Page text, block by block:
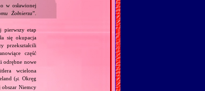
w osławionej
Żołnierza”.
pierwszy etap
się okupacja
przekształcili
część
odrębne nowe
wcielona
(pl.
Okręg
Niemcy